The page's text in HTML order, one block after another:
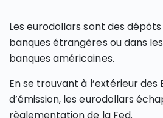
Les eurodollars sont des
banques étrangères ou dans
banques américaines.
En se trouvant à l’extérieur des
d’émission, les eurodollars